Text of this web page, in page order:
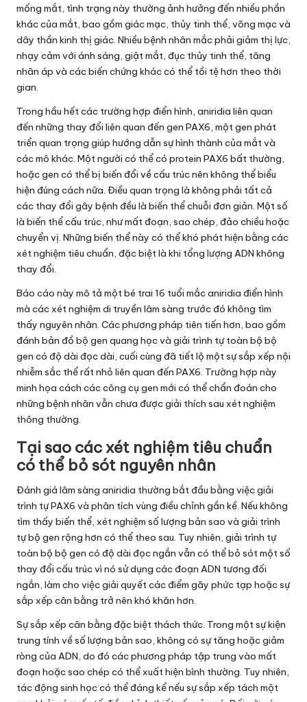
mống mắt, tình trạng này thường ảnh hưởng đến nhiều phần
khác của mắt, bao gồm giác mạc, thủy tinh thể, võng mạc và
dây thần kinh thị giác. Nhiều bệnh nhân mắc phải giảm thị lực,
nhạy cảm với ánh sáng, giật mắt, đục thủy tinh thể, tăng
nhãn áp và các biến chứng khác có thể tồi tệ hơn theo thời
gian.
Trong hầu hết các trường hợp điển hình, aniridia liên quan
đến những thay đổi liên quan đến gen PAX6, một gen phát
triển quan trọng giúp hướng dẫn sự hình thành của mắt và
các mô khác. Một người có thể có protein PAX6 bất thường,
hoặc gen có thể bị biến đổi về cấu trúc nên không thể biểu
hiện đúng cách nữa. Điều quan trọng là không phải tất cả
các thay đổi gây bệnh đều là biến thể chuỗi đơn giản. Một số
là biến thể cấu trúc, như mất đoạn, sao chép, đảo chiều hoặc
chuyển vị. Những biến thể này có thể khó phát hiện bằng các
xét nghiệm tiêu chuẩn, đặc biệt là khi tổng lượng ADN không
thay đổi.
Báo cáo này mô tả một bé trai 16 tuổi mắc aniridia điển hình
mà các xét nghiệm di truyền lâm sàng trước đó không tìm
thấy nguyên nhân. Các phương pháp tiên tiến hơn, bao gồm
đánh bản đồ bộ gen quang học và giải trình tự toàn bộ bộ
gen có độ dài đọc dài, cuối cùng đã tiết lộ một sự sắp xếp nội
nhiễm sắc thể rất nhỏ liên quan đến PAX6. Trường hợp này
minh họa cách các công cụ gen mới có thể chẩn đoán cho
những bệnh nhân vẫn chưa được giải thích sau xét nghiệm
thông thường.
Tại sao các xét nghiệm tiêu chuẩn
có thể bỏ sót nguyên nhân
Đánh giá lâm sàng aniridia thường bắt đầu bằng việc giải
trình tự PAX6 và phân tích vùng điều chỉnh gần kề. Nếu không
tìm thấy biến thể, xét nghiệm số lượng bản sao và giải trình
tự bộ gen rộng hơn có thể theo sau. Tuy nhiên, giải trình tự
toàn bộ bộ gen có độ dài đọc ngắn vẫn có thể bỏ sót một số
thay đổi cấu trúc vì nó sử dụng các đoạn ADN tương đối
ngắn, làm cho việc giải quyết các điểm gãy phức tạp hoặc sự
sắp xếp cân bằng trở nên khó khăn hơn.
Sự sắp xếp cân bằng đặc biệt thách thức. Trong một sự kiện
trung tính về số lượng bản sao, không có sự tăng hoặc giảm
ròng của ADN, do đó các phương pháp tập trung vào mất
đoạn hoặc sao chép có thể xuất hiện bình thường. Tuy nhiên,
tác động sinh học có thể đáng kể nếu sự sắp xếp tách một